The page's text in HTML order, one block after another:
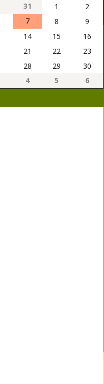
31 1
2
7 8
9
14 15
16
21 22
23
28 29
30
4 5 6